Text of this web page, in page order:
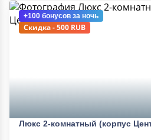
+100 бонусов за ночь
Скидка - 500 RUB
Люкс 2-комнатный (корпус